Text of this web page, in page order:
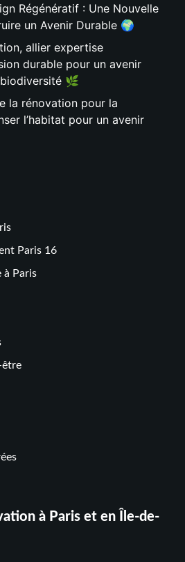
Régénératif : Une Nouvelle
un Avenir Durable 🌍
allier expertise
durable pour un avenir
🌿
la rénovation pour la
l’habitat pour un avenir
Paris 16
à Paris
être
à Paris et en Île-de-